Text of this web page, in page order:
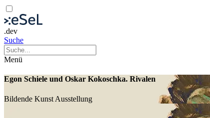
.dev
Suche
Menü
Egon Schiele und Oskar Kokoschka. Rivalen
Bildende Kunst Ausstellung